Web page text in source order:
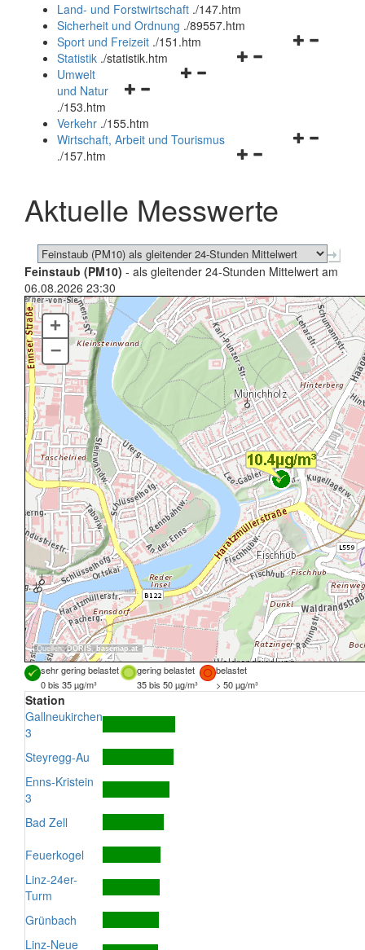
und
schließen
Land- und Forstwirtschaft ./147.htm
Sicherheit und Ordnung ./89557.htm
Navigationsmenü
Sport und Freizeit ./151.htm
Navigationsmenü
Statistik ./statistik.htm
Navigationsmenü
und
schließen
Umwelt
und Natur
./153.htm
Verkehr ./155.htm
Navigationsmenü
schließen
Wirtschaft, Arbeit und Tourismus
./157.htm
Aktuelle Messwerte
Feinstaub (PM10) - als gleitender 24-Stunden Mittelwert am
06.08.2026 23:30
Quellen:DORIS, basemap.at
+
–
sehr gering belastet gering belastet
belastet
0 bis 35 µg/m³
35 bis 50 µg/m³ > 50 µg/m³
Station
Gallneukirchen
3
Steyregg-Au
Enns-Kristein
3
Bad Zell
Feuerkogel
Linz-24er-
Turm
Grünbach
Linz-Neue